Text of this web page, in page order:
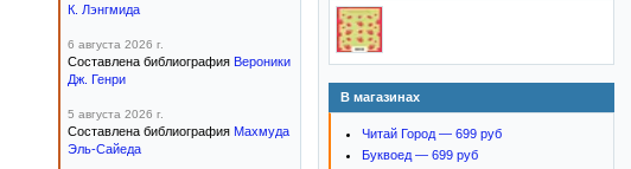
В магазинах
Читай Город — 699 руб
Буквоед — 699 руб
К. Лэнгмида
6 августа 2026 г.
Составлена библиография Вероники
Дж. Генри
5 августа 2026 г.
Составлена библиография Махмуда
Эль-Сайеда